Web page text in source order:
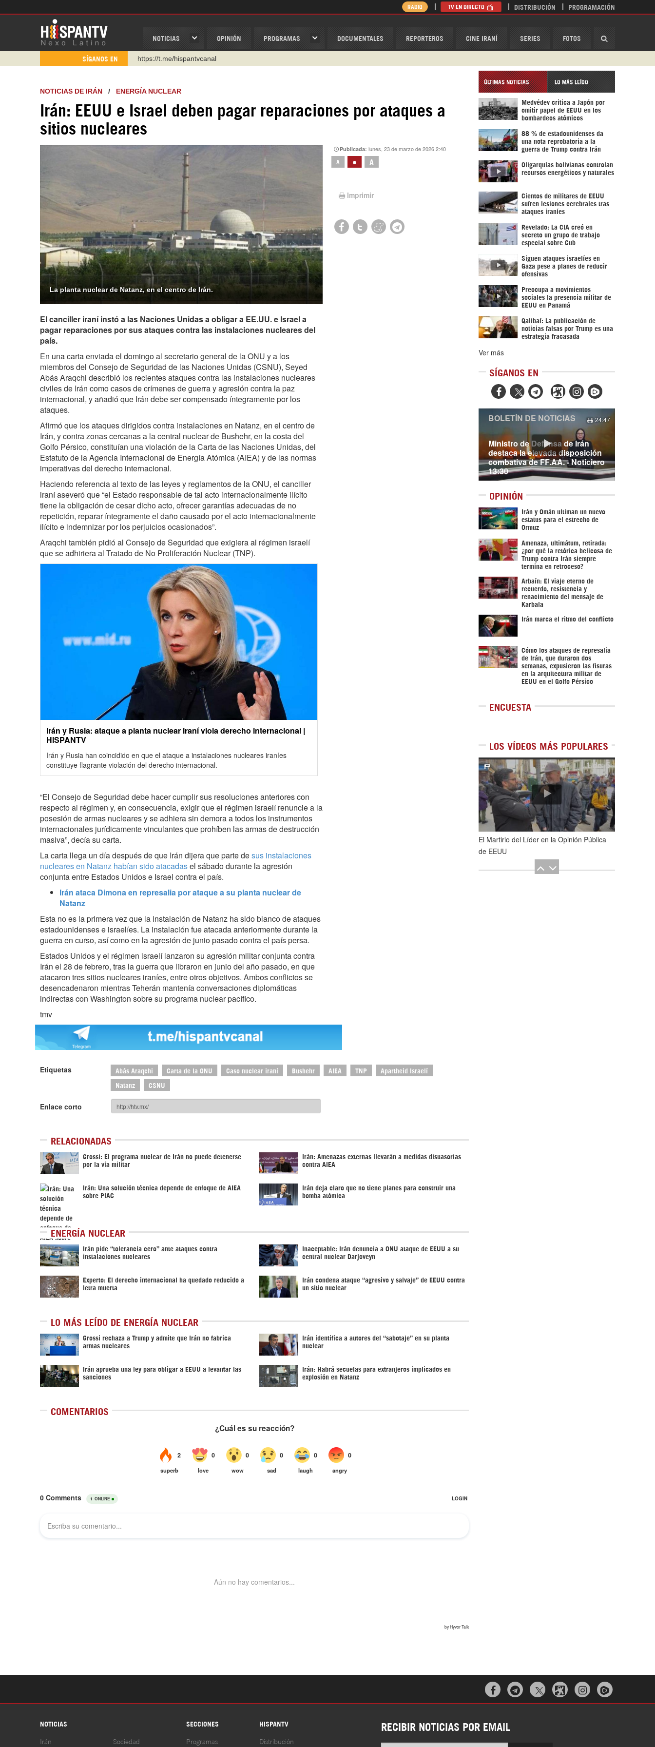
NOTICIAS OPINIÓN PROGRAMAS DOCUMENTALES REPORTEROS CINE IRANÍ SERIES FOTOS
RADIO TV EN DIRECTO DISTRIBUCIÓN PROGRAMACIÓN
SÍGANOS EN
https://urmedium.com/c/hispantv
Instagram como: hispan_tv
https://www.youtube.com/@nexo_latino
http://twitter.com/nexo_latino
https://t.me/hispantvcanal
NOTICIAS DE IRÁN / ENERGÍA NUCLEAR
Irán: EEUU e Israel deben pagar reparaciones por ataques a
sitios nucleares
La planta nuclear de Natanz, en el centro de Irán.
Publicada:lunes, 23 de marzo de 2026 2:40
A • A
Imprimir
El canciller iraní instó a las Naciones Unidas a obligar a EE.UU. e Israel a
pagar reparaciones por sus ataques contra las instalaciones nucleares del
país.
En una carta enviada el domingo al secretario general de la ONU y a los
miembros del Consejo de Seguridad de las Naciones Unidas (CSNU), Seyed
Abás Araqchi describió los recientes ataques contra las instalaciones nucleares
civiles de Irán como casos de crímenes de guerra y agresión contra la paz
internacional, y añadió que Irán debe ser compensado íntegramente por los
ataques.
Afirmó que los ataques dirigidos contra instalaciones en Natanz, en el centro de
Irán, y contra zonas cercanas a la central nuclear de Bushehr, en la costa del
Golfo Pérsico, constituían una violación de la Carta de las Naciones Unidas, del
Estatuto de la Agencia Internacional de Energía Atómica (AIEA) y de las normas
imperativas del derecho internacional.
Haciendo referencia al texto de las leyes y reglamentos de la ONU, el canciller
iraní aseveró que “el Estado responsable de tal acto internacionalmente ilícito
tiene la obligación de cesar dicho acto, ofrecer garantías adecuadas de no
repetición, reparar íntegramente el daño causado por el acto internacionalmente
ilícito e indemnizar por los perjuicios ocasionados”.
Araqchi también pidió al Consejo de Seguridad que exigiera al régimen israelí
que se adhiriera al Tratado de No Proliferación Nuclear (TNP).
Irán y Rusia: ataque a planta nuclear iraní viola derecho internacional |
HISPANTV
Irán y Rusia han coincidido en que el ataque a instalaciones nucleares iraníes
constituye flagrante violación del derecho internacional.
“El Consejo de Seguridad debe hacer cumplir sus resoluciones anteriores con
respecto al régimen y, en consecuencia, exigir que el régimen israelí renuncie a la
posesión de armas nucleares y se adhiera sin demora a todos los instrumentos
internacionales jurídicamente vinculantes que prohíben las armas de destrucción
masiva”, decía su carta.
La carta llega un día después de que Irán dijera que parte desus instalaciones
nucleares en Natanz habían sido atacadasel sábado durante la agresión
conjunta entre Estados Unidos e Israel contra el país.
Irán ataca Dimona en represalia por ataque a su planta nuclear de
Natanz
Esta no es la primera vez que la instalación de Natanz ha sido blanco de ataques
estadounidenses e israelíes. La instalación fue atacada anteriormente durante la
guerra en curso, así como en la agresión de junio pasado contra el país persa.
Estados Unidos y el régimen israelí lanzaron su agresión militar conjunta contra
Irán el 28 de febrero, tras la guerra que libraron en junio del año pasado, en que
atacaron tres sitios nucleares iraníes, entre otros objetivos. Ambos conflictos se
desencadenaron mientras Teherán mantenía conversaciones diplomáticas
indirectas con Washington sobre su programa nuclear pacífico.
tmv
Etiquetas Abás Araqchi Carta de la ONU Caso nuclear iraní Bushehr AIEA TNP Apartheid Israelí
Natanz CSNU
Enlace corto
RELACIONADAS
Grossi: El programa nuclear de Irán no puede detenerse
por la vía militar
Irán: Amenazas externas llevarán a medidas disuasorias
contra AIEA
Irán: Una solución técnica depende de enfoque de AIEA
sobre PIAC
Irán deja claro que no tiene planes para construir una
bomba atómica
ENERGÍA NUCLEAR
Irán pide “tolerancia cero” ante ataques contra
instalaciones nucleares
Inaceptable: Irán denuncia a ONU ataque de EEUU a su
central nuclear Darjoveyn
Experto: El derecho internacional ha quedado reducido a
letra muerta
Irán condena ataque “agresivo y salvaje” de EEUU contra
un sitio nuclear
LO MÁS LEÍDO DE ENERGÍA NUCLEAR
Grossi rechaza a Trump y admite que Irán no fabrica
armas nucleares
Irán identifica a autores del “sabotaje” en su planta
nuclear
Irán aprueba una ley para obligar a EEUU a levantar las
sanciones
Irán: Habrá secuelas para extranjeros implicados en
explosión en Natanz
COMENTARIOS
ÚLTIMAS NOTICIAS LO MÁS LEÍDO
Medvédev critica a Japón por
omitir papel de EEUU en los
bombardeos atómicos
88 % de estadounidenses da
una nota reprobatoria a la
guerra de Trump contra Irán
Oligarquías bolivianas controlan
recursos energéticos y naturales
Cientos de militares de EEUU
sufren lesiones cerebrales tras
ataques iraníes
Revelado: La CIA creó en
secreto un grupo de trabajo
especial sobre Cub
Siguen ataques israelíes en
Gaza pese a planes de reducir
ofensivas
Preocupa a movimientos
sociales la presencia militar de
EEUU en Panamá
Qalibaf: La publicación de
noticias falsas por Trump es una
estrategia fracasada
Ver más
SÍGANOS EN
  
Ministro de Defensa de Irán
destaca la elevada disposición
combativa de FF.AA. - Noticiero
13:30
BOLETÍN DE NOTICIAS 24:47
OPINIÓN
Irán y Omán ultiman un nuevo
estatus para el estrecho de
Ormuz
Amenaza, ultimátum, retirada:
¿por qué la retórica belicosa de
Trump contra Irán siempre
termina en retroceso?
Arbaín: El viaje eterno de
recuerdo, resistencia y
renacimiento del mensaje de
Karbala
Irán marca el ritmo del conflicto
Cómo los ataques de represalia
de Irán, que duraron dos
semanas, expusieron las fisuras
en la arquitectura militar de
EEUU en el Golfo Pérsico
ENCUESTA
LOS VÍDEOS MÁS POPULARES
1de5
El Martirio del Líder en la Opinión Pública
de EEUU
  
NOTICIAS SECCIONES HISPANTV
Irán Sociedad Programas Distribución
RECIBIR NOTICIAS POR EMAIL